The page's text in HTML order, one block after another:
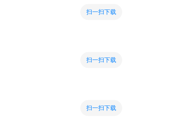
扫一扫下载
扫一扫下载
扫一扫下载